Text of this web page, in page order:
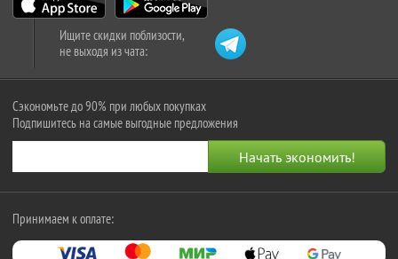
Ищите скидки поблизости,
не выходя из чата:
Сэкономьте до 90% при любых покупках
Подпишитесь на самые выгодные предложения
Принимаем к оплате: